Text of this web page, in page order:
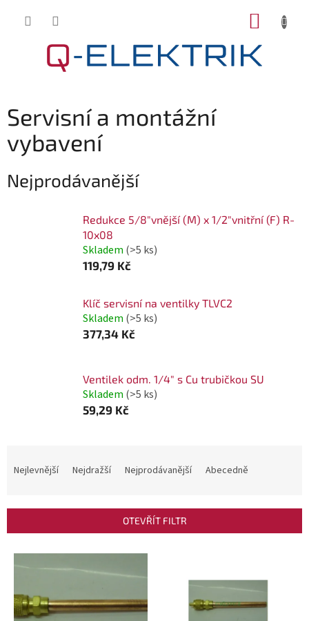
Servisní a montážní
vybavení
Nejprodávanější
Redukce 5/8"vnější (M) x 1/2"vnitřní (F) R-
10x08
Skladem (>5 ks)
119,79 Kč
Klíč servisní na ventilky TLVC2
Skladem (>5 ks)
377,34 Kč
Ventilek odm. 1/4" s Cu trubičkou SU
Skladem (>5 ks)
59,29 Kč
a
e
n
o
Nejlevnější Nejdražší Nejprodávanější Abecedně
OTEVŘÍT FILTR
V
p